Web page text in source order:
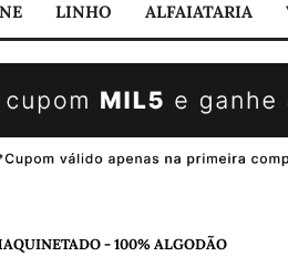
LINHO ALFAIATARIA
- 100% ALGODÃO